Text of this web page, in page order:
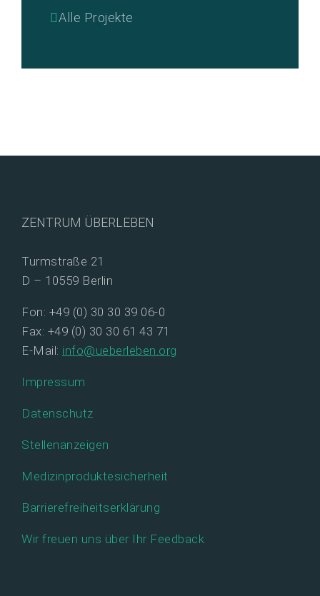
Alle Projekte
ZENTRUM ÜBERLEBEN
Turmstraße 21
D – 10559 Berlin
Fon: +49 (0) 30 30 39 06-0
Fax: +49 (0) 30 30 61 43 71
E-Mail: info@ueberleben.org
Impressum
Datenschutz
Stellenanzeigen
Medizinproduktesicherheit
Barrierefreiheitserklärung
Wir freuen uns über Ihr Feedback